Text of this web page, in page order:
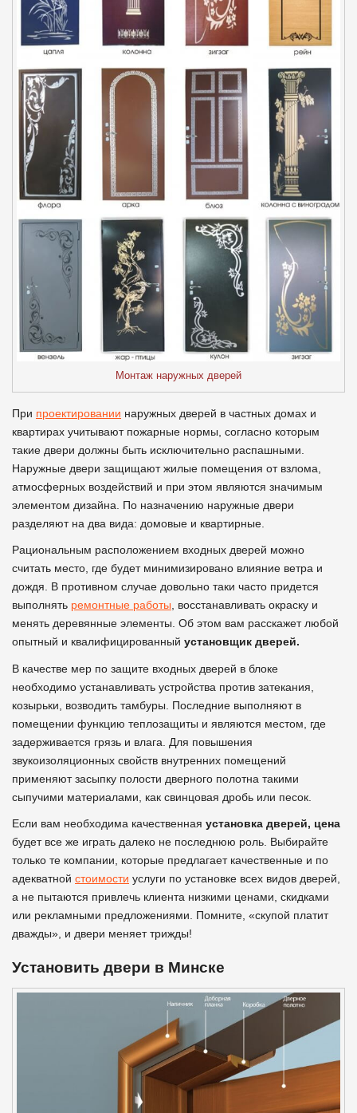
Монтаж наружных дверей
При проектировании наружных дверей в частных домах и
квартирах учитывают пожарные нормы, согласно которым
такие двери должны быть исключительно распашными.
Наружные двери защищают жилые помещения от взлома,
атмосферных воздействий и при этом являются значимым
элементом дизайна. По назначению наружные двери
разделяют на два вида: домовые и квартирные.
Рациональным расположением входных дверей можно
считать место, где будет минимизировано влияние ветра и
дождя. В противном случае довольно таки часто придется
выполнять ремонтные работы , восстанавливать окраску и
менять деревянные элементы. Об этом вам расскажет любой
опытный и квалифицированный установщик дверей.
В качестве мер по защите входных дверей в блоке
необходимо устанавливать устройства против затекания,
козырьки, возводить тамбуры. Последние выполняют в
помещении функцию теплозащиты и являются местом, где
задерживается грязь и влага. Для повышения
звукоизоляционных свойств внутренних помещений
применяют засыпку полости дверного полотна такими
сыпучими материалами, как свинцовая дробь или песок.
Если вам необходима качественная установка дверей, цена
будет все же играть далеко не последнюю роль. Выбирайте
только те компании, которые предлагает качественные и по
адекватной стоимости услуги по установке всех видов дверей,
а не пытаются привлечь клиента низкими ценами, скидками
или рекламными предложениями. Помните, «скупой платит
дважды», и двери меняет трижды!
Установить двери в Минске